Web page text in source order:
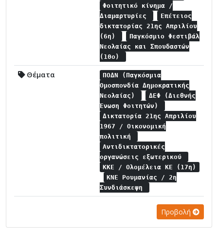
Φοιτητικό κίνημα /
Διαμαρτυρίες
Επέτειος
δικτατορίας 21ης Απριλίου
(6η)
Παγκόσμιο Φεστιβάλ
Νεολαίας και Σπουδαστών
(10ο)
Θέματα
ΠΟΔΝ (Παγκόσμια
Ομοσπονδία Δημοκρατικής
Νεολαίας)
ΔΕΦ (Διεθνής
Ένωση Φοιτητών)
Δικτατορία 21ης Απριλίου
1967 / Οικονομική
πολιτική
Αντιδικτατορικές
οργανώσεις εξωτερικού
ΚΚΕ / Ολομέλεια ΚΕ (17η)
ΚΝΕ Ρουμανίας / 2η
Συνδιάσκεψη
Προβολή